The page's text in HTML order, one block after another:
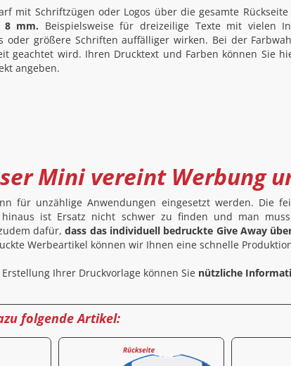
mit Schriftzügen oder Logos über die gesamte
8 mm. Beispielsweise für dreizeilige Texte mit vielen
oder größere Schriften auffälliger wirken. Bei der
geachtet wird. Ihren Drucktext und Farben können Sie
angeben.
Mini vereint Werbung
für unzählige Anwendungen eingesetzt werden.
hinaus ist Ersatz nicht schwer zu finden und man
dafür,dass das individuell bedruckte Give Away
Werbeartikel können wir Ihnen eine schnelle
Ihrer Druckvorlage können Sie nützliche
folgende Artikel: